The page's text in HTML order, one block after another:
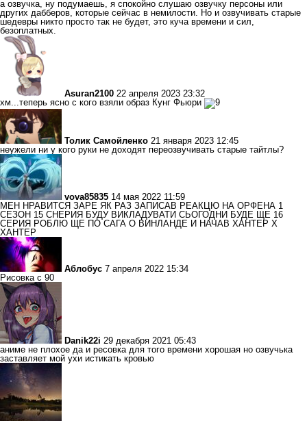
а озвучка, ну подумаешь, я спокойно слушаю озвучку персоны или
других дабберов, которые сейчас в немилости. Но и озвучивать старые
шедевры никто просто так не будет, это куча времени и сил,
безоплатных.
Asuran2100 22 апреля 2023 23:32
хм...теперь ясно с кого взяли образ Кунг Фьюри
Толик Самойленко 21 января 2023 12:45
неужели ни у кого руки не доходят переозвучивать старые тайтлы?
vova85835 14 мая 2022 11:59
МЕН НРАВИТСЯ ЗАРЕ ЯК РАЗ ЗАПИСАВ РЕАКЦЮ НА ОРФЕНА 1
СЕЗОН 15 СНЕРИЯ БУДУ ВИКЛАДУВАТИ СЬОГОДНИ БУДЕ ЩЕ 16
СЕРИЯ РОБЛЮ ЩЕ ПО САГА О ВИНЛАНДЕ И НАЧАВ ХАНТЕР Х
ХАНТЕР
Аблобус 7 апреля 2022 15:34
Рисовка с 90
Danik22i 29 декабря 2021 05:43
аниме не плохое да и ресовка для того времени хорошая но озвучька
заставляет мой ухи истикать кровью